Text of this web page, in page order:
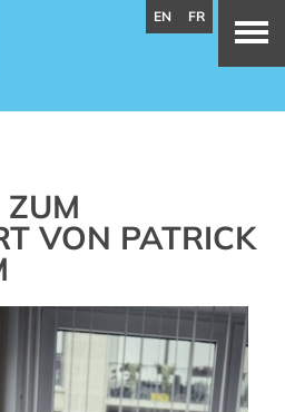
ZUM
VON PATRICK
EN FR